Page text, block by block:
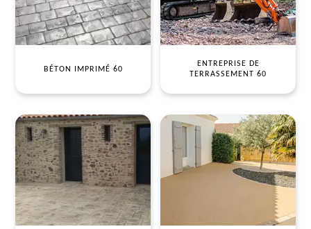
BÉTON IMPRIMÉ 60
ENTREPRISE DE
TERRASSEMENT 60